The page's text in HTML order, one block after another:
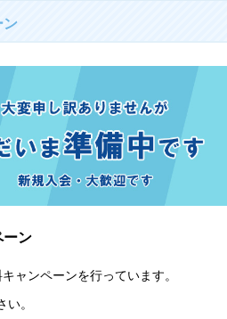
ン
ャンペーンを行っています。
。